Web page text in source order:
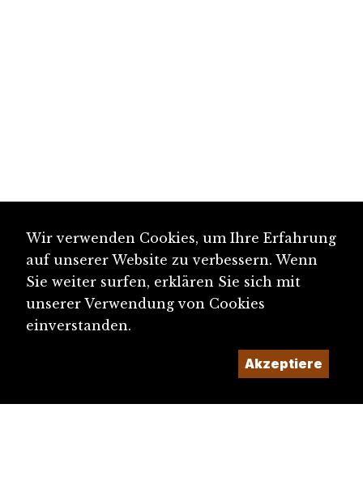
Wir verwenden Cookies, um Ihre Erfahrung
auf unserer Website zu verbessern. Wenn
Sie weiter surfen, erklären Sie sich mit
unserer Verwendung von Cookies
einverstanden.
Akzeptiere